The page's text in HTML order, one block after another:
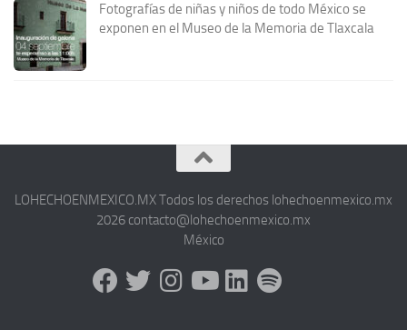
Fotografías de niñas y niños de todo México se
exponen en el Museo de la Memoria de Tlaxcala
LOHECHOENMEXICO.MX Todos los derechos lohechoenmexico.mx
2026 contacto@lohechoenmexico.mx
México